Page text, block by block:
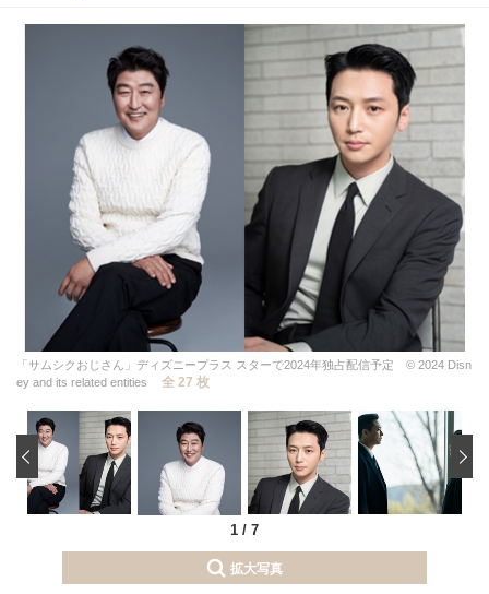
「サムシクおじさん」ディズニープラス スターで2024年独占配信予定 © 2024 Disn
ey and its related entities
全 27 枚
1 / 7
‹
拡大写真